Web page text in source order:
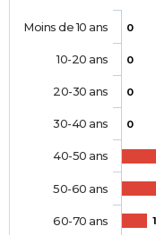
0
0
0
0
1
Moins de 10 ans
10-20 ans
20-30 ans
30-40 ans
40-50 ans
50-60 ans
60-70 ans